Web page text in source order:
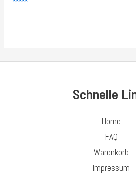
Schnelle
Home
FAQ
Warenkorb
Impressum